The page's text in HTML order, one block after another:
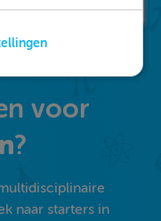
voor
?
naar starters in